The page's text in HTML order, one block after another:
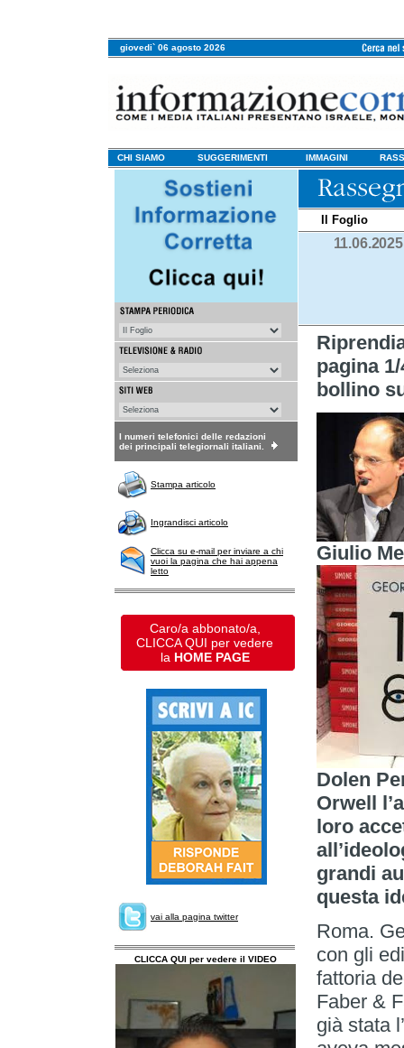
giovedi` 06 agosto 2026
CHI SIAMO SUGGERIMENTI IMMAGINI
I numeri telefonici delle redazioni
dei principali telegiornali italiani.
Stampa articolo
Ingrandisci articolo
Clicca su e-mail per inviare a chi
vuoi la pagina che hai appena
letto
Caro/a abbonato/a,
CLICCA QUI per vedere
la HOME PAGE
vai alla pagina twitter
CLICCA QUI per vedere il VIDEO
Il Foglio
11.06.2025
pagina
bollino
Giulio
Dolen
Orwell
loro
grandi
questa
Roma.
con gli
fattoria
Faber &
già stata